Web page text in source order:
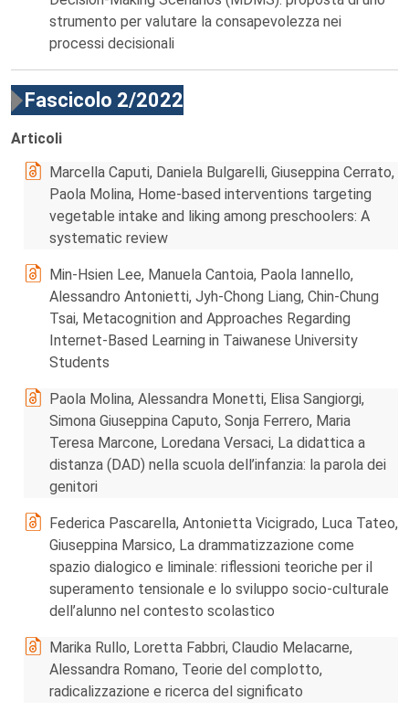
strumento per valutare la consapevolezza nei
processi decisionali
Fascicolo 2/2022
Articoli
Marcella Caputi, Daniela Bulgarelli, Giuseppina Cerrato,
Paola Molina, Home-based interventions targeting
vegetable intake and liking among preschoolers: A
systematic review
Min-Hsien Lee, Manuela Cantoia, Paola Iannello,
Alessandro Antonietti, Jyh-Chong Liang, Chin-Chung
Tsai, Metacognition and Approaches Regarding
Internet-Based Learning in Taiwanese University
Students
Paola Molina, Alessandra Monetti, Elisa Sangiorgi,
Simona Giuseppina Caputo, Sonja Ferrero, Maria
Teresa Marcone, Loredana Versaci, La didattica a
distanza (DAD) nella scuola dell’infanzia: la parola dei
genitori
Federica Pascarella, Antonietta Vicigrado, Luca Tateo,
Giuseppina Marsico, La drammatizzazione come
spazio dialogico e liminale: riflessioni teoriche per il
superamento tensionale e lo sviluppo socio-culturale
dell’alunno nel contesto scolastico
Marika Rullo, Loretta Fabbri, Claudio Melacarne,
Alessandra Romano, Teorie del complotto,
radicalizzazione e ricerca del significato